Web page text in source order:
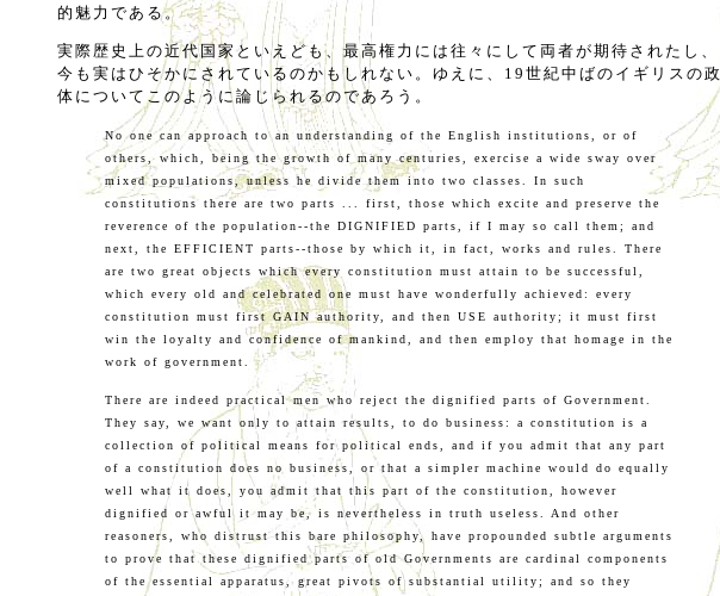
的魅力である。
実際歴史上の近代国家といえども、最高権力には往々にして両者が期待されたし、
今も実はひそかにされているのかもしれない。ゆえに、19世紀中ばのイギリスの政
体についてこのように論じられるのであろう。
No one can approach to an understanding of the English institutions, or of
others, which, being the growth of many centuries, exercise a wide sway over
mixed populations, unless he divide them into two classes. In such
constitutions there are two parts ... first, those which excite and preserve the
reverence of the population--the DIGNIFIED parts, if I may so call them; and
next, the EFFICIENT parts--those by which it, in fact, works and rules. There
are two great objects which every constitution must attain to be successful,
which every old and celebrated one must have wonderfully achieved: every
constitution must first GAIN authority, and then USE authority; it must first
win the loyalty and confidence of mankind, and then employ that homage in the
work of government.
There are indeed practical men who reject the dignified parts of Government.
They say, we want only to attain results, to do business: a constitution is a
collection of political means for political ends, and if you admit that any part
of a constitution does no business, or that a simpler machine would do equally
well what it does, you admit that this part of the constitution, however
dignified or awful it may be, is nevertheless in truth useless. And other
reasoners, who distrust this bare philosophy, have propounded subtle arguments
to prove that these dignified parts of old Governments are cardinal components
of the essential apparatus, great pivots of substantial utility; and so they